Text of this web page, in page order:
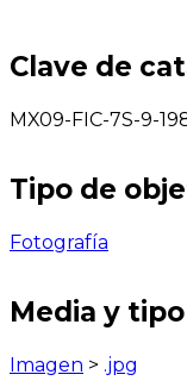
Clave de
MX09-FIC-7S-9-
Tipo de
Fotografía
Media y
Imagen > .jpg